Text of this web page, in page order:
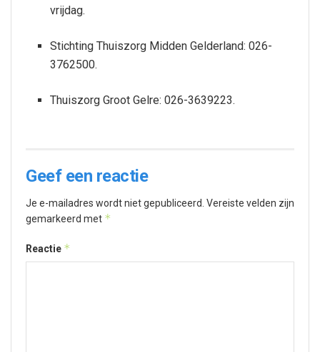
vrijdag.
Stichting Thuiszorg Midden Gelderland: 026-
3762500.
Thuiszorg Groot Gelre: 026-3639223.
Geef een reactie
Je e-mailadres wordt niet gepubliceerd. Vereiste velden zijn
gemarkeerd met *
Reactie *